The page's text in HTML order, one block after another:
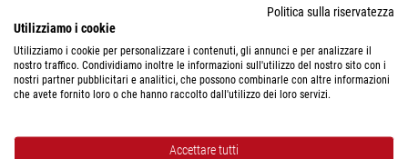
estremamente performante con
calcolatore balisticomultifunzione.
I Geovid HD-B 42 e HD-B 56 sfruttano una banca dati interna che contiene le
curve balistiche relative a tutti i calibri standard. Inoltre, tramite microcard
SD possono essere immessiparametri specificiin caso di ricarica
cacciatore di determinare il corretto punto di impatto in modo semplice
Politica sulla riservatezza
Utilizziamo i cookie
Utilizziamo i cookie per personalizzare i contenuti, gli annunci e per analizzare il
nostro traffico. Condividiamo inoltre le informazioni sull'utilizzo del nostro sito con i
nostri partner pubblicitari e analitici, che possono combinarle con altre informazioni
che avete fornito loro o che hanno raccolto dall'utilizzo dei loro servizi.
Accettare tutti